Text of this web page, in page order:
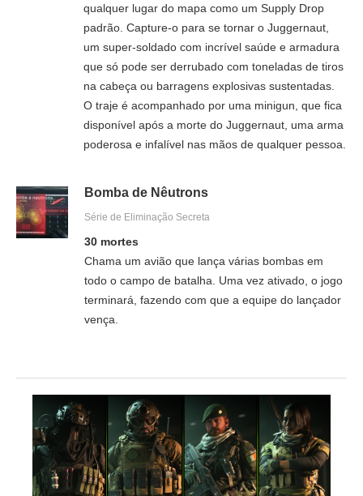
qualquer lugar do mapa como um Supply Drop
padrão. Capture-o para se tornar o Juggernaut,
um super-soldado com incrível saúde e armadura
que só pode ser derrubado com toneladas de tiros
na cabeça ou barragens explosivas sustentadas.
O traje é acompanhado por uma minigun, que fica
disponível após a morte do Juggernaut, uma arma
poderosa e infalível nas mãos de qualquer pessoa.
Bomba de Nêutrons
Série de Eliminação Secreta
30 mortes
Chama um avião que lança várias bombas em
todo o campo de batalha. Uma vez ativado, o jogo
terminará, fazendo com que a equipe do lançador
vença.